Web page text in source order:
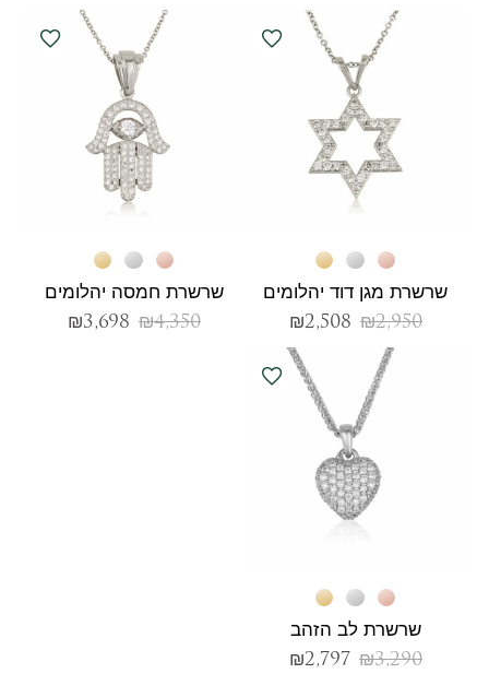
שרשרת מגן דוד יהלומים
₪2,950
₪2,508
שרשרת חמסה יהלומים
₪4,350
₪3,698
שרשרת לב הזהב
₪3,290
₪2,797